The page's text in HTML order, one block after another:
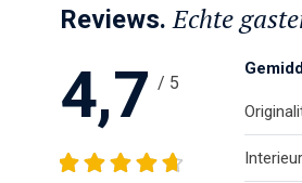
Reviews.Echte
4,7 / 5
Interieur